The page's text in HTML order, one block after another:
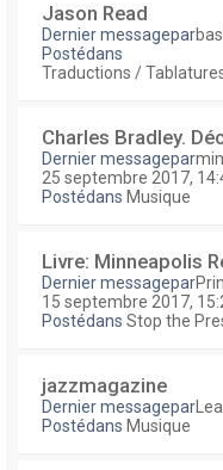
Jason Read
Dernier messagepar
Postédans
Traductions /
Charles Bradley.
Dernier messagepar
25 septembre 2017,
Postédans Musique
Livre: Minneapolis
Dernier messagepar
15 septembre 2017,
Postédans Stop the
jazzmagazine
Dernier messagepar Lea
Postédans Musique